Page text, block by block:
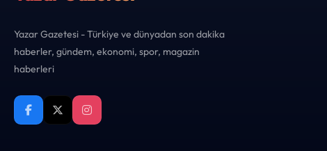
Yazar Gazetesi - Türkiye ve dünyadan son dakika
haberler, gündem, ekonomi, spor, magazin
haberleri